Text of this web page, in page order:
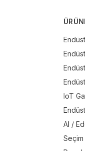
IoT
AI /
Seçim